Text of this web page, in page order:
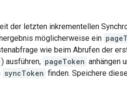
der letzten inkrementellen
möglicherweise ein
wie beim Abrufen der
) ausführen, pageToken anhängen
syncToken finden. Speichere